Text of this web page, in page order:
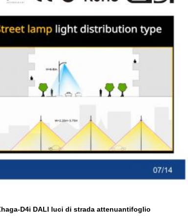
D4i DALI luci di strada attenuantifoglio